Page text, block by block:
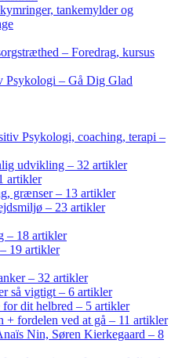
tankemylder og
– Foredrag, kursus
Psykologi – Gå Dig Glad
Psykologi, coaching, terapi –
udvikling – 32 artikler
artikler
grænser – 13 artikler
– 23 artikler
– 18 artikler
19 artikler
– 32 artikler
så vigtigt – 6 artikler
dit helbred – 5 artikler
fordelen ved at gå – 11 artikler
Nin, Søren Kierkegaard – 8